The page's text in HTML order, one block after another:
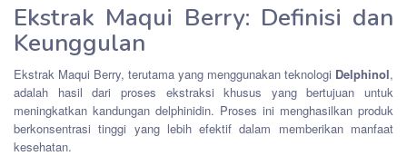
Ekstrak Maqui Berry: Definisi dan
Keunggulan
Ekstrak Maqui Berry, terutama yang menggunakan teknologi Delphinol,
adalah hasil dari proses ekstraksi khusus yang bertujuan untuk
meningkatkan kandungan delphinidin. Proses ini menghasilkan produk
berkonsentrasi tinggi yang lebih efektif dalam memberikan manfaat
kesehatan.